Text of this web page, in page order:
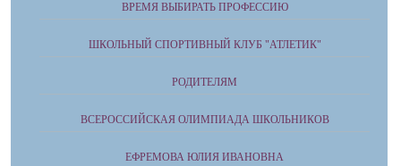
ВРЕМЯ ВЫБИРАТЬ ПРОФЕССИЮ
ШКОЛЬНЫЙ СПОРТИВНЫЙ КЛУБ "АТЛЕТИК"
РОДИТЕЛЯМ
ВСЕРОССИЙСКАЯ ОЛИМПИАДА ШКОЛЬНИКОВ
ЕФРЕМОВА ЮЛИЯ ИВАНОВНА